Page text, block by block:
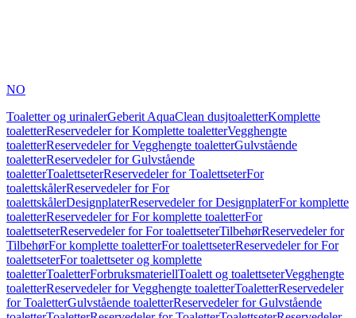
NO
Toaletter og urinalerGeberit AquaClean dusjtoaletterKomplette
toaletterReservedeler for Komplette toaletterVegghengte
toaletterReservedeler for Vegghengte toaletterGulvstående
toaletterReservedeler for Gulvstående
toaletterToalettseterReservedeler for ToalettseterFor
toalettskålerReservedeler for For
toalettskålerDesignplaterReservedeler for DesignplaterFor komplette
toaletterReservedeler for For komplette toaletterFor
toalettseterReservedeler for For toalettseterTilbehørReservedeler for
TilbehørFor komplette toaletterFor toalettseterReservedeler for For
toalettseterFor toalettseter og komplette
toaletterToaletterForbruksmateriellToalett og toalettseterVegghengte
toaletterReservedeler for Vegghengte toaletterToaletterReservedeler
for ToaletterGulvstående toaletterReservedeler for Gulvstående